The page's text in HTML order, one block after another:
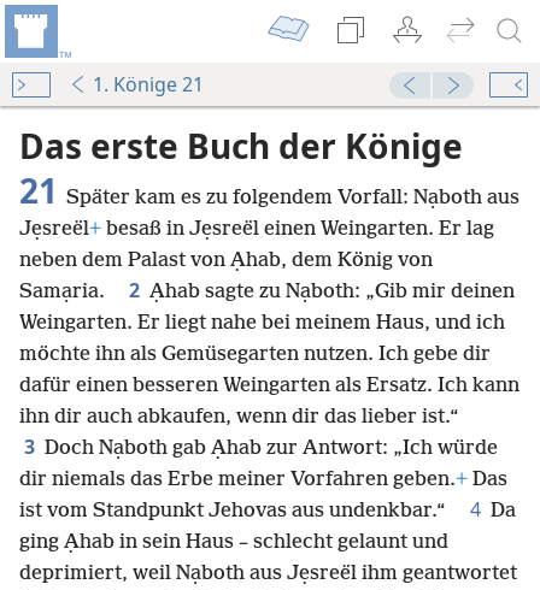
1. Könige 21
Das erste Buch der Könige
21 Später kam es zu folgendem Vorfall: Nạboth aus
Jẹsreël+ besaß in Jẹsreël einen Weingarten. Er lag
neben dem Palast von Ạhab, dem König von
Samạria.
2 Ạhab sagte zu Nạboth: „Gib mir deinen
Weingarten. Er liegt nahe bei meinem Haus, und ich
möchte ihn als Gemüsegarten nutzen. Ich gebe dir
dafür einen besseren Weingarten als Ersatz. Ich kann
ihn dir auch abkaufen, wenn dir das lieber ist.“
3 Doch Nạboth gab Ạhab zur Antwort: „Ich würde
dir niemals das Erbe meiner Vorfahren geben.+ Das
ist vom Standpunkt Jehovas aus undenkbar.“
4 Da
ging Ạhab in sein Haus – schlecht gelaunt und
deprimiert, weil Nạboth aus Jẹsreël ihm geantwortet